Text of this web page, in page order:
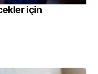
için